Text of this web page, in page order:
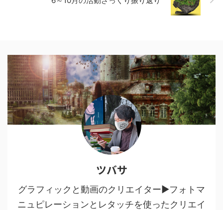
ツバサ
グラフィックと動画のクリエイター▶︎フォトマ
ニュピレーションとレタッチを使ったクリエイ